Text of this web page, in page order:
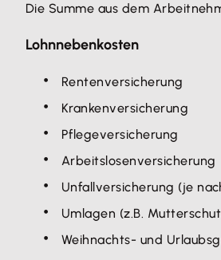
Die Summe aus dem
Lohnnebenkosten
Rentenversicherung
Krankenversicherung
Pflegeversicherung
Arbeitslosenversicherung
Unfallversicherung (je
Umlagen (z.B.
Weihnachts- und